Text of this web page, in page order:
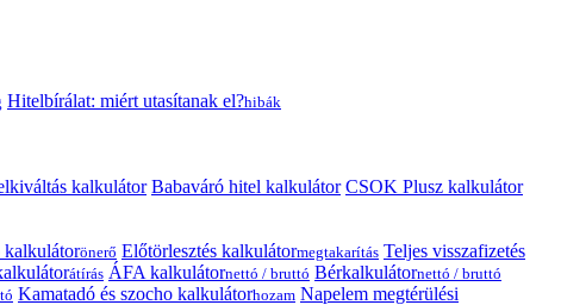
Hitelbírálat: miért utasítanak el?hibák
kalkulátor Babaváró hitel kalkulátor CSOK Plusz kalkulátor
kalkulátorönerő Előtörlesztés kalkulátormegtakarítás Teljes visszafizetés
átírás ÁFA kalkulátornettó / bruttó Bérkalkulátornettó / bruttó
Kamatadó és szocho kalkulátorhozam Napelem megtérülési